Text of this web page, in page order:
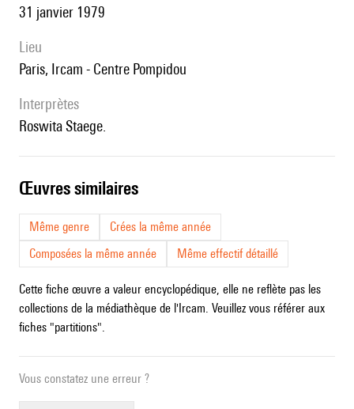
31 janvier 1979
lieu
Paris, Ircam - Centre Pompidou
interprètes
Roswita Staege.
œuvres similaires
Même genre
Crées la même année
Composées la même année
Même effectif détaillé
Cette fiche œuvre a valeur encyclopédique, elle ne reflète pas les
collections de la médiathèque de l'Ircam. Veuillez vous référer aux
fiches "partitions".
Vous constatez une erreur ?